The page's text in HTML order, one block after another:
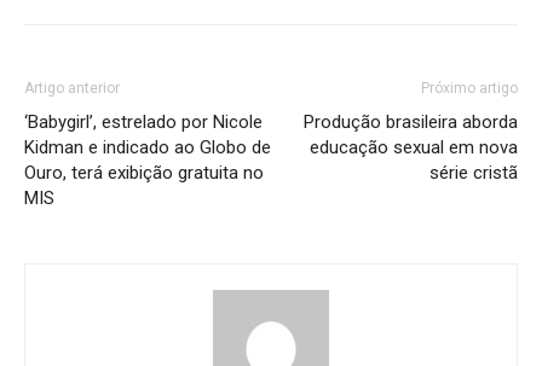
Artigo anterior
‘Babygirl’, estrelado por Nicole
Kidman e indicado ao Globo de
Ouro, terá exibição gratuita no
MIS
Próximo artigo
Produção brasileira aborda
educação sexual em nova
série cristã